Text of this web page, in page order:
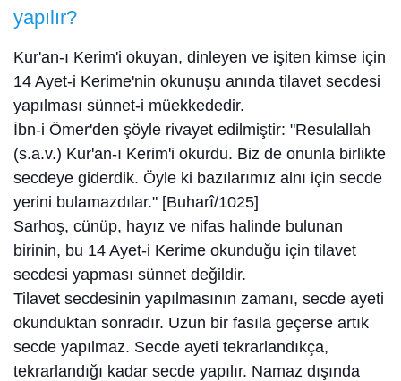
yapılır?
Kur'an-ı Kerim'i okuyan, dinleyen ve işiten kimse için
14 Ayet-i Kerime'nin okunuşu anında tilavet secdesi
yapılması sünnet-i müekkededir.
İbn-i Ömer'den şöyle rivayet edilmiştir: "Resulallah
(s.a.v.) Kur'an-ı Kerim'i okurdu. Biz de onunla birlikte
secdeye giderdik. Öyle ki bazılarımız alnı için secde
yerini bulamazdılar." [Buharî/1025]
Sarhoş, cünüp, hayız ve nifas halinde bulunan
birinin, bu 14 Ayet-i Kerime okunduğu için tilavet
secdesi yapması sünnet değildir.
Tilavet secdesinin yapılmasının zamanı, secde ayeti
okunduktan sonradır. Uzun bir fasıla geçerse artık
secde yapılmaz. Secde ayeti tekrarlandıkça,
tekrarlandığı kadar secde yapılır. Namaz dışında